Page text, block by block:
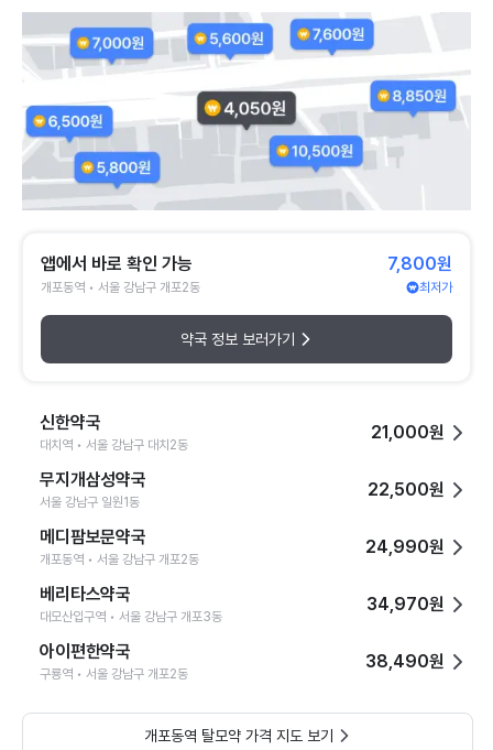
앱에서 바로 확인 가능
개포동역 • 서울 강남구 개포2동
7,800원
최저가
약국 정보 보러가기
신한약국
대치역 • 서울 강남구 대치2동
21,000원
무지개삼성약국
서울 강남구 일원1동
22,500원
메디팜보문약국
개포동역 • 서울 강남구 개포2동
24,990원
베리타스약국
대모산입구역 • 서울 강남구 개포3동
34,970원
아이편한약국
구룡역 • 서울 강남구 개포2동
38,490원
개포동역 탈모약 가격 지도 보기